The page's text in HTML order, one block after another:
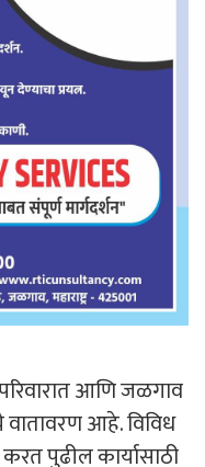
आणि जळगाव
वातावरण आहे. विविध
करत पुढील कार्यासाठी